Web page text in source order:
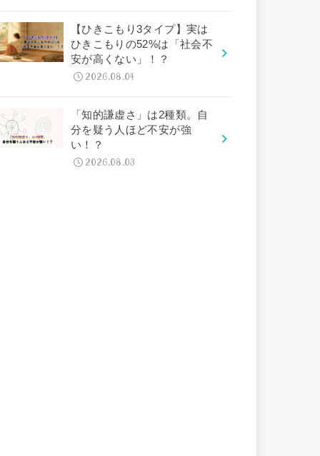
【ひきこもり3タイプ】実は
ひきこもりの52%は「社会不
安が高くない」！？
2026.08.04
「知的謙虚さ」は2種類。自
分を疑う人ほど不安が強
い！？
2026.08.03